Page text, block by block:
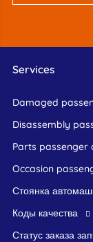
Services
damaged
disassembly
parts passenger
occasion
стоянка
Коды качества
Статус заказа